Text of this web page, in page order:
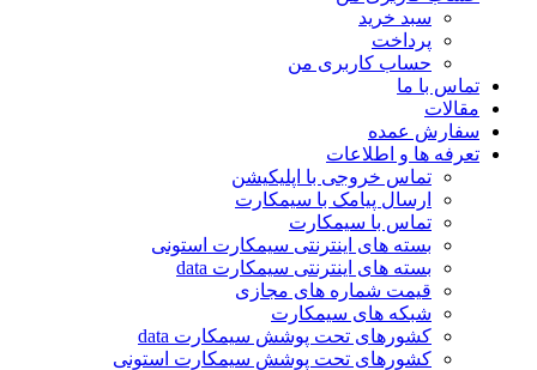
سبد خرید
پرداخت
حساب کاربری من
تماس با ما
مقالات
سفارش عمده
تعرفه ها و اطلاعات
تماس خروجی با اپلیکیشن
ارسال پیامک با سیمکارت
تماس با سیمکارت
بسته های اینترنتی سیمکارت استونی
بسته های اینترنتی سیمکارت data
قیمت شماره های مجازی
شبکه های سیمکارت
کشورهای تحت پوشش سیمکارت data
کشورهای تحت پوشش سیمکارت استونی